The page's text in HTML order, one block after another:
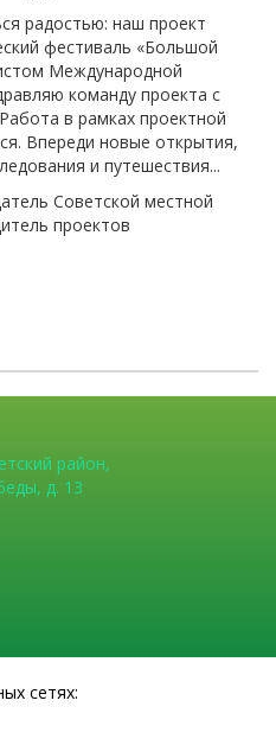
радостью: наш проект
фестиваль «Большой
Международной
команду проекта с
в рамках проектной
Впереди новые открытия,
и путешествия...
Советской местной
проектов
район,
д. 13
сетях: